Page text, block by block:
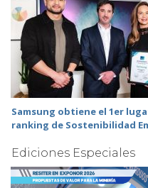
Samsung obtiene el 1er
ranking de Sostenibilidad
Ediciones Especiales